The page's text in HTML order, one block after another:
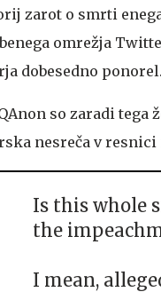
zarot o smrti
omrežja
dobesedno ponorel.
so zaradi
nesreča v resnici
Is this whole
the
I mean,